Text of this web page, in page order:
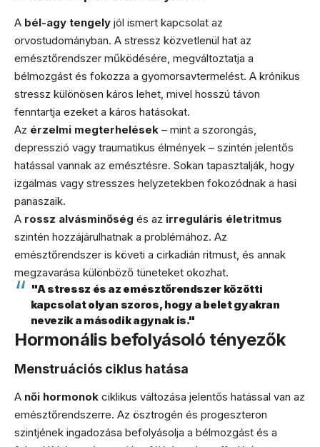
A bél-agy tengely jól ismert kapcsolat az
orvostudományban. A stressz közvetlenül hat az
emésztőrendszer működésére, megváltoztatja a
bélmozgást és fokozza a gyomorsavtermelést. A krónikus
stressz különösen káros lehet, mivel hosszú távon
fenntartja ezeket a káros hatásokat.
Az érzelmi megterhelések – mint a szorongás,
depresszió vagy traumatikus élmények – szintén jelentős
hatással vannak az emésztésre. Sokan tapasztalják, hogy
izgalmas vagy stresszes helyzetekben fokozódnak a hasi
panaszaik.
A rossz alvásminőség és az irreguláris életritmus
szintén hozzájárulhatnak a problémához. Az
emésztőrendszer is követi a cirkadián ritmust, és annak
megzavarása különböző tüneteket okozhat.
"A stressz és az emésztőrendszer közötti
kapcsolat olyan szoros, hogy a belet gyakran
nevezik a második agynak is."
Hormonális befolyásoló tényezők
Menstruációs ciklus hatása
A női hormonok ciklikus változása jelentős hatással van az
emésztőrendszerre. Az ösztrogén és progeszteron
szintjének ingadozása befolyásolja a bélmozgást és a